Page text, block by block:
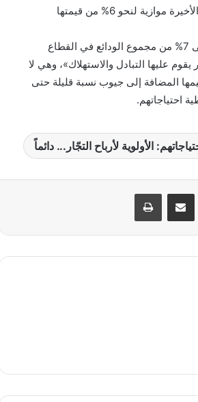
مع تدخل معقول في تصحيح الأجور، لتصبح هذه الأخيرة موازية لنحو 6% من قيمتها
ويرى يشوعي أن الاقتصاد النقدي «قائم الآن على 7% من مجموع الودائع في القطاع
أي ما يوازي 15 مليار دولار يقوم عليها التبادل والاستهلاك»، وهي لا
المضافة إلى جيوب نسبة قليلة حتى